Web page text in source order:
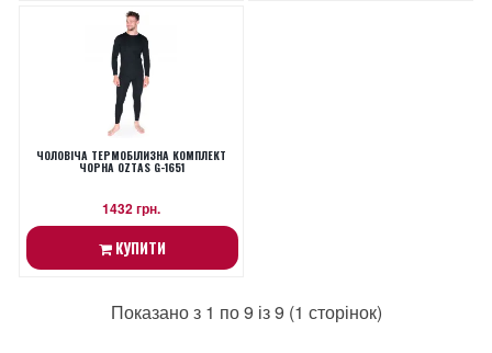
ЧОЛОВІЧА ТЕРМОБІЛИЗНА КОМПЛЕКТ
ЧОРНА OZTAS G-1651
1432 грн.
КУПИТИ
Показано з 1 по 9 із 9 (1 сторінок)